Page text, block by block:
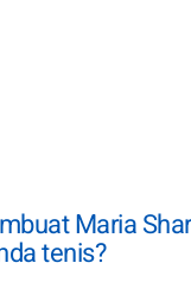
Maria
tenis?